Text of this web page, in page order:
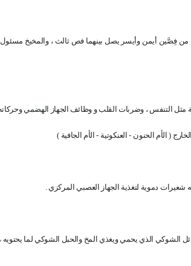
من فِصَّين أيمن وأيسر يصل بينهما فص ثالث ، والمخيخ
مثل التنفس ، وضربات القلب و وظائف الجهاز الهضمي
( الأم الحنون - العنكوتية - الأم الجافية )
دموية لتغذية الجهاز العصبي المركزي .
الشوكي الذي يحمي ويغذي المخ والحبل الشوكي لما يحتويه